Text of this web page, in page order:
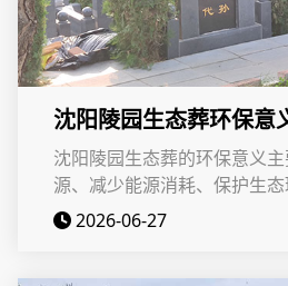
沈阳陵园生态葬环保意
么它越来越受欢迎？
沈阳陵园生态葬的环保意义
源、减少能源消耗、保护生
活方式等多个方面。同时，其
2026-06-27